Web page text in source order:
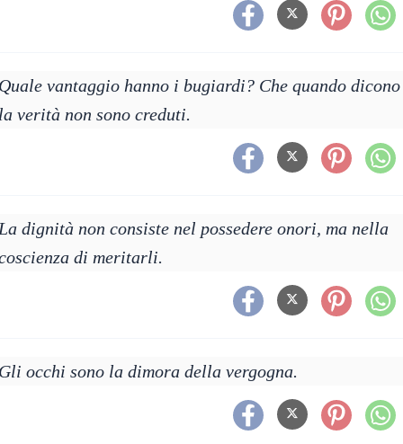
vantaggio hanno i bugiardi? Che quando dicono
verità non sono creduti.
dignità non consiste nel possedere onori, ma nella
di meritarli.
occhi sono la dimora della vergogna.